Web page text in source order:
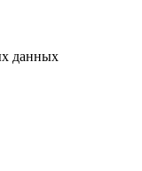
данных